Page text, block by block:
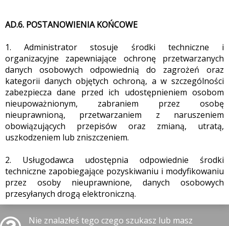
AD.6. POSTANOWIENIA KOŃCOWE
1. Administrator stosuje środki techniczne i
organizacyjne zapewniające ochronę przetwarzanych
danych osobowych odpowiednią do zagrożeń oraz
kategorii danych objętych ochroną, a w szczególności
zabezpiecza dane przed ich udostępnieniem osobom
nieupoważnionym, zabraniem przez osobę
nieuprawnioną, przetwarzaniem z naruszeniem
obowiązujących przepisów oraz zmianą, utratą,
uszkodzeniem lub zniszczeniem.
2. Usługodawca udostępnia odpowiednie środki
techniczne zapobiegające pozyskiwaniu i modyfikowaniu
przez osoby nieuprawnione, danych osobowych
przesyłanych drogą elektroniczną.
Nie znalazłeś tego czego szukasz lub masz